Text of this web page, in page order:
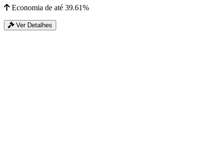
Economia de até 39.61%
Ver Detalhes